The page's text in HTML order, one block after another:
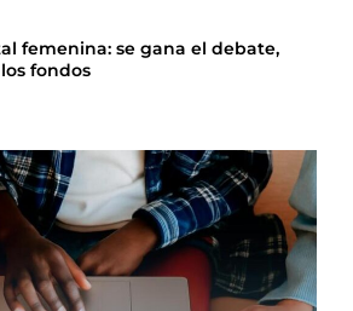
femenina: se gana el debate,
fondos